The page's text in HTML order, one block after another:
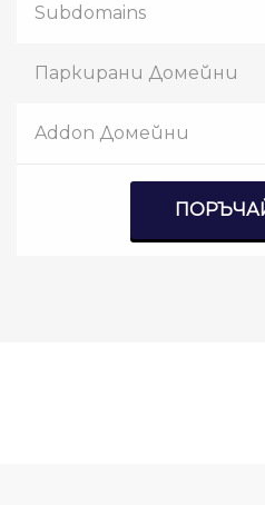
Subdomains
Паркирани Домейни
Addon Домейни